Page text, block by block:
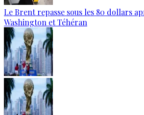
Le Brent repasse sous les 80 dollars
Washington et Téhéran